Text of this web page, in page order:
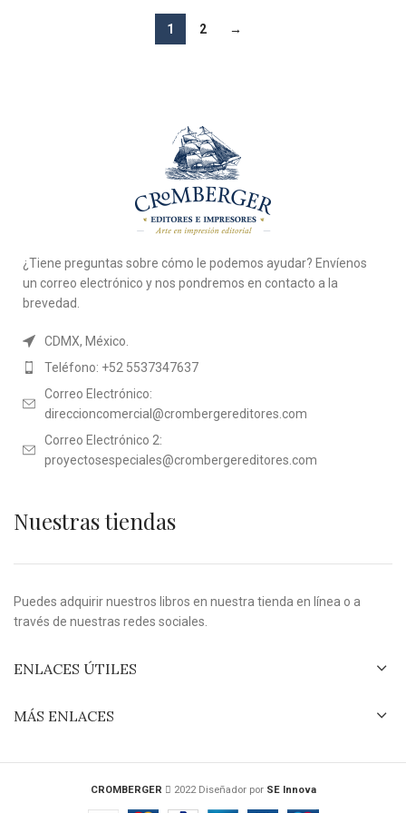
1 2 →
¿Tiene preguntas sobre cómo le podemos ayudar? Envíenos
un correo electrónico y nos pondremos en contacto a la
brevedad.
CDMX, México.
Teléfono: +52 5537347637
Correo Electrónico:
direccioncomercial@crombergereditores.com
Correo Electrónico 2:
proyectosespeciales@crombergereditores.com
Nuestras tiendas
Puedes adquirir nuestros libros en nuestra tienda en línea o a
través de nuestras redes sociales.
ENLACES ÚTILES
MÁS ENLACES
CROMBERGER 2022 Diseñador por SE Innova